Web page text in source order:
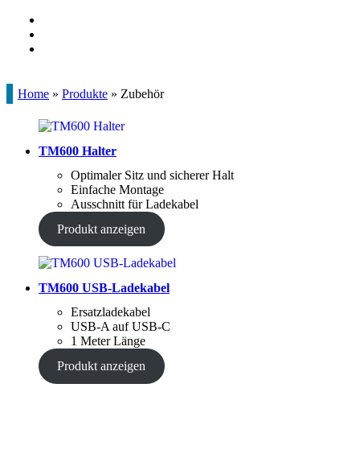
Home » Produkte » Zubehör
TM600 Halter
Optimaler Sitz und sicherer Halt
Einfache Montage
Ausschnitt für Ladekabel
Produkt anzeigen
TM600 USB-Ladekabel
Ersatzladekabel
USB-A auf USB-C
1 Meter Länge
Produkt anzeigen